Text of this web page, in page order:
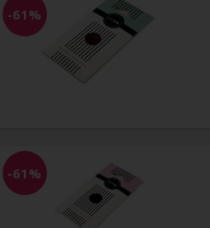
-61%
-61%